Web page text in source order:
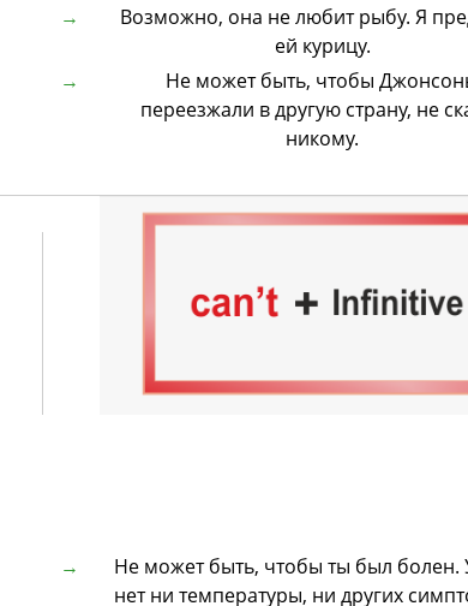
Возможно, она не любит рыбу. Я
ей курицу.
Не может быть, чтобы
переезжали в другую страну, не
никому.
Не может быть, чтобы ты был болен.
нет ни температуры, ни других